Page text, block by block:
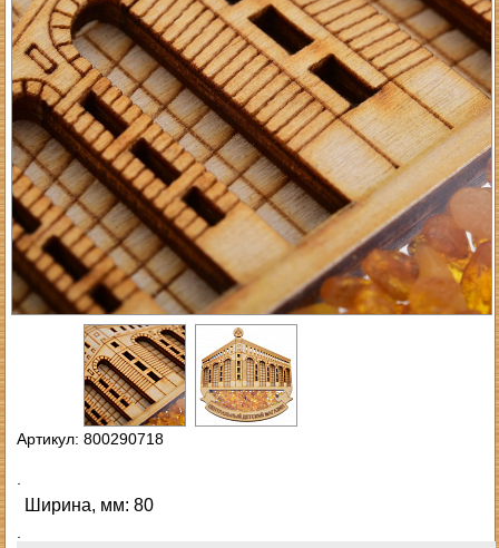
Артикул: 800290718
Ширина, мм: 80